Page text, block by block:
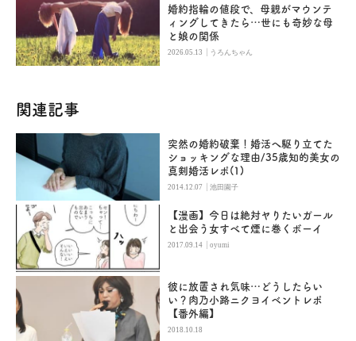
婚約指輪の値段で、母親がマウンテ
ィングしてきたら…世にも奇妙な母
と娘の関係
2026.05.13 | うろんちゃん
関連記事
突然の婚約破棄！婚活へ駆り立てた
ショッキングな理由/35歳知的美女の
真剣婚活レポ(1)
2014.12.07 |池田園子
【漫画】今日は絶対ヤりたいガール
と出会う女すべて煙に巻くボーイ
2017.09.14 |oyumi
彼に放置され気味…どうしたらい
い？肉乃小路ニクヨイベントレポ
【番外編】
2018.10.18